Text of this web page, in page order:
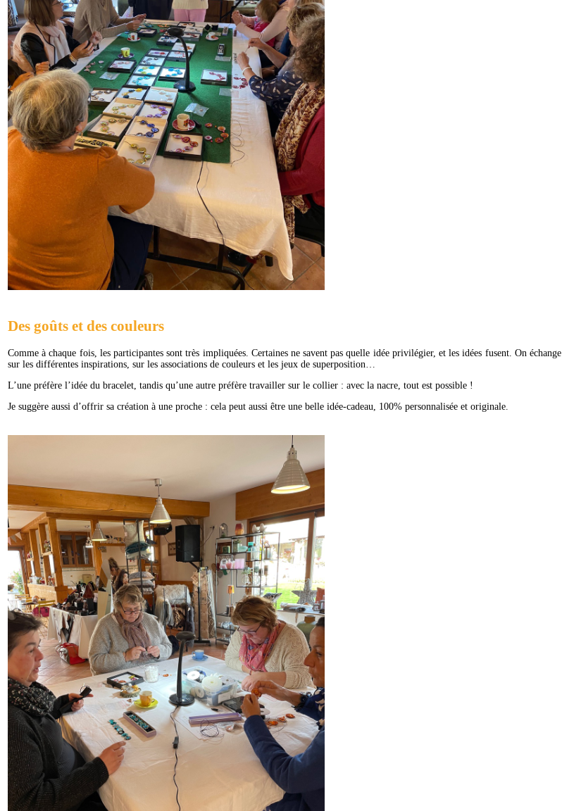
Des goûts et des couleurs
Comme à chaque fois, les participantes sont très impliquées. Certaines ne savent pas quelle idée privilégier, et les idées fusent. On échange
sur les différentes inspirations, sur les associations de couleurs et les jeux de superposition…
L’une préfère l’idée du bracelet, tandis qu’une autre préfère travailler sur le collier : avec la nacre, tout est possible !
Je suggère aussi d’offrir sa création à une proche : cela peut aussi être une belle idée-cadeau, 100% personnalisée et originale.